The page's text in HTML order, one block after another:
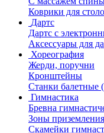
Коврики для
Дартс
Дартс с
Аксессуары для
Хореография
Жерди, поручни
Кронштейны
Станки балетные
Гимнастика
Бревна
Зоны приземления
Скамейки